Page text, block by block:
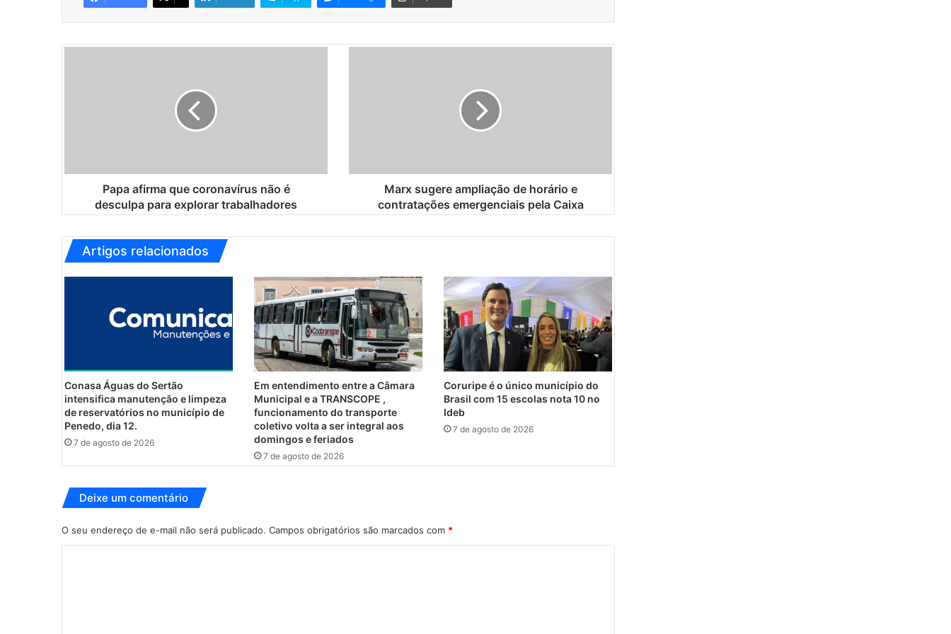
m
u
c
o
r
u
s
n
ã
o
d
s
u
l
Papa afirma que coronavírus não é
desculpa para explorar trabalhadores
r
m
a
ç
ã
o
d
e
h
r
á
r
i
e
t
r
Marx sugere ampliação de horário e
contratações emergenciais pela Caixa
Artigos relacionados
Conasa Águas do Sertão
intensifica manutenção e limpeza
de reservatórios no município de
Penedo, dia 12.
7 de agosto de 2026
Em entendimento entre a Câmara
Municipal e a TRANSCOPE ,
funcionamento do transporte
coletivo volta a ser integral aos
domingos e feriados
7 de agosto de 2026
Coruripe é o único município do
Brasil com 15 escolas nota 10 no
Ideb
7 de agosto de 2026
Deixe um comentário
O seu endereço de e-mail não será publicado. Campos obrigatórios são marcados com *